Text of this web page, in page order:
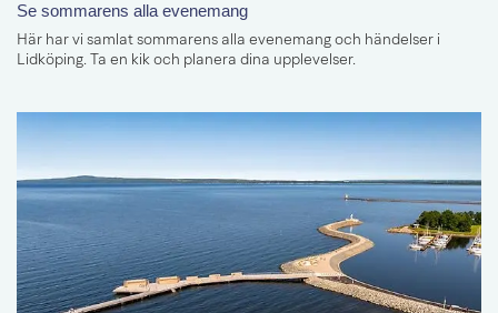
Se sommarens alla evenemang
Här har vi samlat sommarens alla evenemang och händelser i
Lidköping. Ta en kik och planera dina upplevelser.